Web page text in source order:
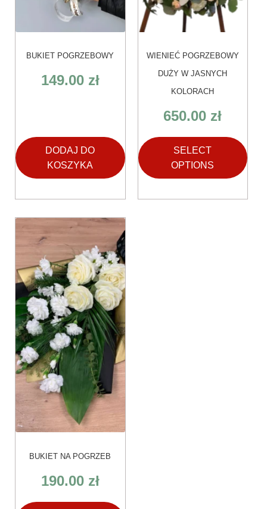
BUKIET POGRZEBOWY
149.00 zł
DODAJ DO
KOSZYKA
WIENIEĆ POGRZEBOWY
DUŻY W JASNYCH
KOLORACH
650.00 zł
SELECT
OPTIONS
BUKIET NA POGRZEB
190.00 zł